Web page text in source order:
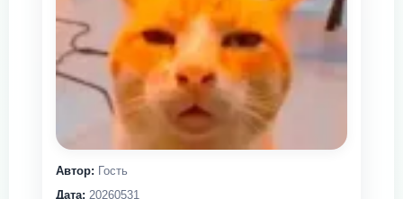
Автор: Гость
Дата: 20260531